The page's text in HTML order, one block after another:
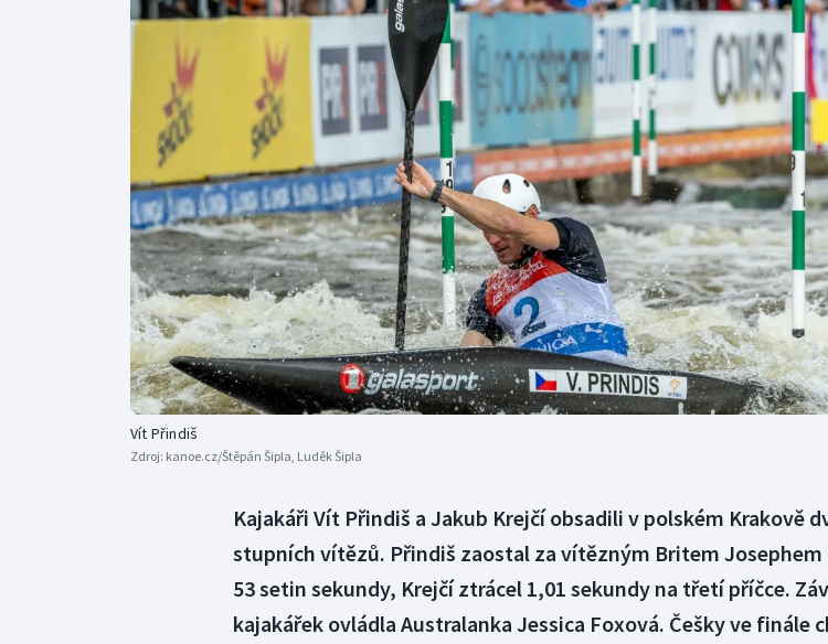
Curling
Dostihy
Florbal
Futsal
Golf
Gymnastika
Moderní pětiboj
Motorsport
Olympijské hry
Parasport
Plavání
Plážový volejbal
Vít Přindiš
Zdroj: kanoe.cz/Štěpán Šipla, Luděk Šipla
Kajakáři Vít Přindiš a Jakub Krejčí obsadili v polském Krakově
stupních vítězů. Přindiš zaostal za vítězným Britem Josephem
53 setin sekundy, Krejčí ztrácel 1,01 sekundy na třetí příčce.
kajakářek ovládla Australanka Jessica Foxová. Češky ve finále